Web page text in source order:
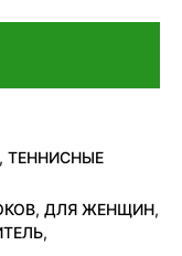
, ТЕННИСНЫЕ
, ДЛЯ ЖЕНЩИН,
,